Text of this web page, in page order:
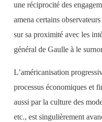
une réciprocité des
amena certains
sur sa proximité avec les
général de Gaulle à le
L’américanisation
processus économiques et
aussi par la culture des
etc., est singulièrement